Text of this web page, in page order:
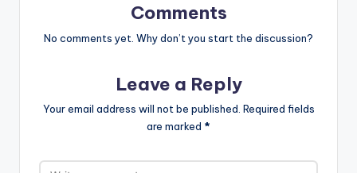
Comments
No comments yet. Why don’t you start the discussion?
Leave a Reply
Your email address will not be published. Required fields
are marked *